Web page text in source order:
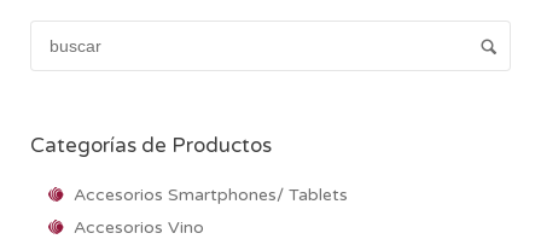
Categorías de Productos
Accesorios Smartphones/ Tablets
Accesorios Vino